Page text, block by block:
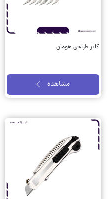
کاتر طراحی هومان
مشاهده